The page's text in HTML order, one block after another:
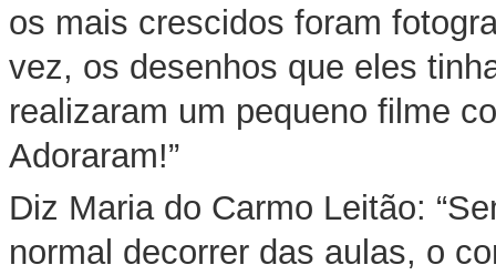
os mais crescidos foram
vez, os desenhos que eles
realizaram um pequeno filme
Adoraram!”
Diz Maria do Carmo Leitão:
normal decorrer das aulas, o